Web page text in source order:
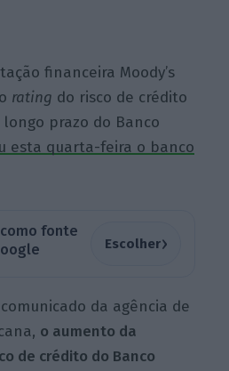
financeira Moody’s
rating do risco de crédito
prazo do Banco
esta quarta-feira o banco
como fonte
Escolher›
da agência de
o aumento da
de crédito do Banco